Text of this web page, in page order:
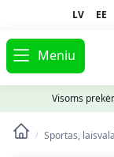
LV EE
Meniu
Visoms
/ Sportas,